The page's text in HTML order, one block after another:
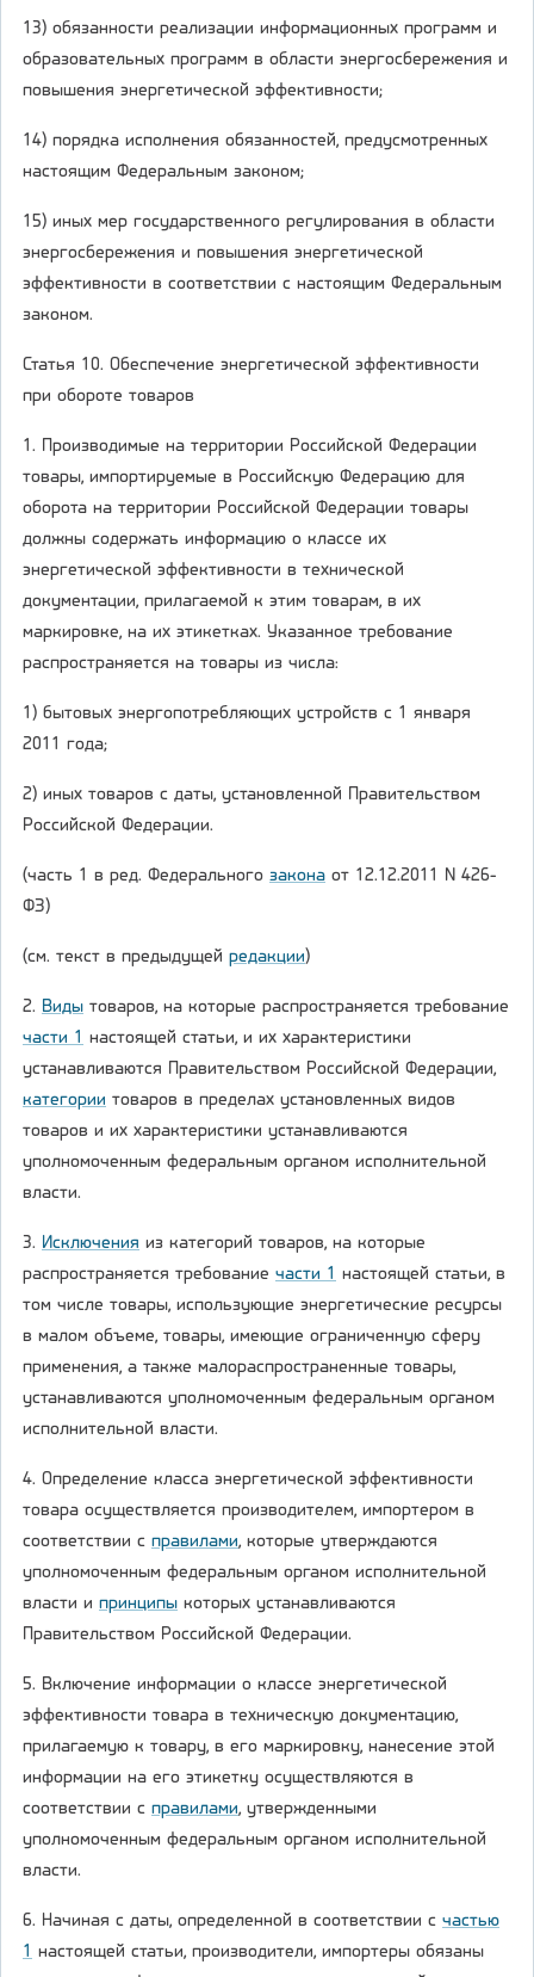
13) обязанности реализации информационных программ и
образовательных программ в области энергосбережения и
повышения энергетической эффективности;
14) порядка исполнения обязанностей, предусмотренных
настоящим Федеральным законом;
15) иных мер государственного регулирования в области
энергосбережения и повышения энергетической
эффективности в соответствии с настоящим Федеральным
законом.
Статья 10. Обеспечение энергетической эффективности
при обороте товаров
1. Производимые на территории Российской Федерации
товары, импортируемые в Российскую Федерацию для
оборота на территории Российской Федерации товары
должны содержать информацию о классе их
энергетической эффективности в технической
документации, прилагаемой к этим товарам, в их
маркировке, на их этикетках. Указанное требование
распространяется на товары из числа:
1) бытовых энергопотребляющих устройств с 1 января
2011 года;
2) иных товаров с даты, установленной Правительством
Российской Федерации.
(часть 1 в ред. Федерального закона от 12.12.2011 N 426-
ФЗ)
(см. текст в предыдущей редакции)
2. Виды товаров, на которые распространяется требование
части 1 настоящей статьи, и их характеристики
устанавливаются Правительством Российской Федерации,
категории товаров в пределах установленных видов
товаров и их характеристики устанавливаются
уполномоченным федеральным органом исполнительной
власти.
3. Исключения из категорий товаров, на которые
распространяется требование части 1 настоящей статьи, в
том числе товары, использующие энергетические ресурсы
в малом объеме, товары, имеющие ограниченную сферу
применения, а также малораспространенные товары,
устанавливаются уполномоченным федеральным органом
исполнительной власти.
4. Определение класса энергетической эффективности
товара осуществляется производителем, импортером в
соответствии с правилами, которые утверждаются
уполномоченным федеральным органом исполнительной
власти и принципы которых устанавливаются
Правительством Российской Федерации.
5. Включение информации о классе энергетической
эффективности товара в техническую документацию,
прилагаемую к товару, в его маркировку, нанесение этой
информации на его этикетку осуществляются в
соответствии с правилами, утвержденными
уполномоченным федеральным органом исполнительной
власти.
6. Начиная с даты, определенной в соответствии с частью
1 настоящей статьи, производители, импортеры обязаны